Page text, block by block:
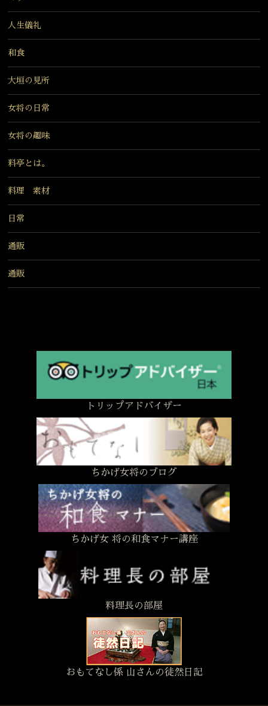
人生儀礼
和食
大垣の見所
女将の日常
女将の趣味
料亭とは。
料理 素材
日常
通販
通販
トリップアドバイザー
ちかげ女将のブログ
ちかげ女 将の和食マナー講座
料理長の部屋
おもてなし係 山さんの徒然日記